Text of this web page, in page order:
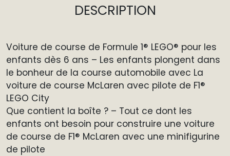
DESCRIPTION
Voiture de course de Formule 1® LEGO® pour les
enfants dès 6 ans – Les enfants plongent dans
le bonheur de la course automobile avec La
voiture de course McLaren avec pilote de F1®
LEGO City
Que contient la boîte ? – Tout ce dont les
enfants ont besoin pour construire une voiture
de course de F1® McLaren avec une minifigurine
de pilote